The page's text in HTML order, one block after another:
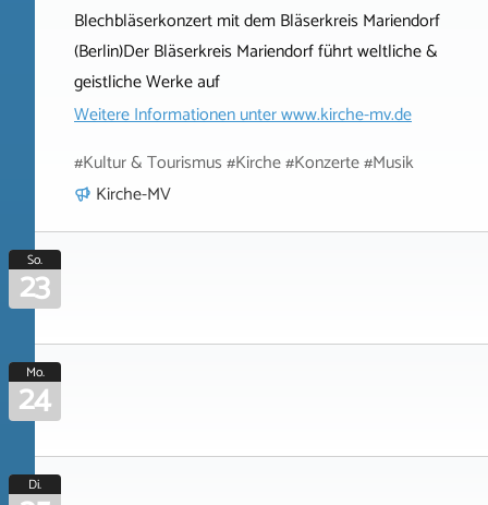
Blechbläserkonzert mit dem Bläserkreis Mariendorf
(Berlin)Der Bläserkreis Mariendorf führt weltliche &
geistliche Werke auf
Weitere Informationen unterwww.kirche-mv.de
#Kultur & Tourismus #Kirche #Konzerte #Musik
Kirche-MV
So.
23
Mo.
24
Di.